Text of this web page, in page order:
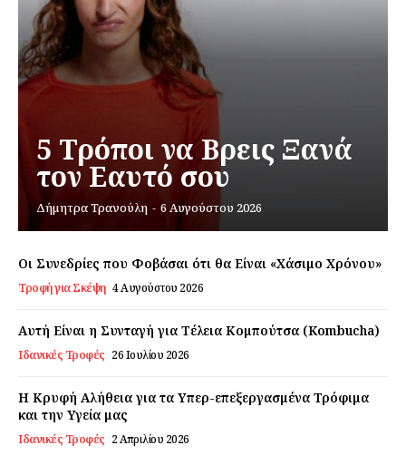
Εγγραφείτε τώρα!
Daily Food
Σχετικά με εμάς
Ο λογαριασμός μου
Επικοινωνία
5 Τρόποι να Βρεις Ξανά
τον Εαυτό σου
Δήμητρα Τρανούλη - 6 Αυγούστου 2026
Οι Συνεδρίες που Φοβάσαι ότι θα Είναι «Χάσιμο Χρόνου»
Τροφή για Σκέψη 4 Αυγούστου 2026
Αυτή Είναι η Συνταγή για Τέλεια Κομπούτσα (Kombucha)
Ιδανικές Τροφές 26 Ιουλίου 2026
Η Κρυφή Αλήθεια για τα Υπερ-επεξεργασμένα Τρόφιμα
και την Υγεία μας
Ιδανικές Τροφές 2 Απριλίου 2026